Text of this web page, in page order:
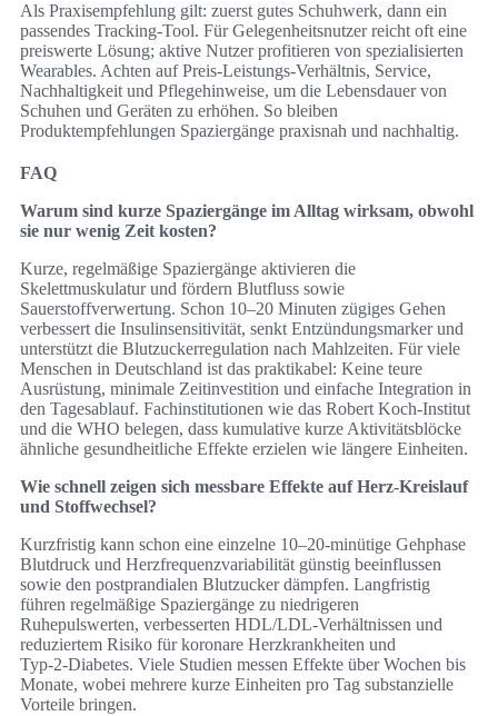
Als Praxisempfehlung gilt: zuerst gutes Schuhwerk, dann ein
passendes Tracking-Tool. Für Gelegenheitsnutzer reicht oft eine
preiswerte Lösung; aktive Nutzer profitieren von spezialisierten
Wearables. Achten auf Preis-Leistungs-Verhältnis, Service,
Nachhaltigkeit und Pflegehinweise, um die Lebensdauer von
Schuhen und Geräten zu erhöhen. So bleiben
Produktempfehlungen Spaziergänge praxisnah und nachhaltig.
FAQ
Warum sind kurze Spaziergänge im Alltag wirksam, obwohl
sie nur wenig Zeit kosten?
Kurze, regelmäßige Spaziergänge aktivieren die
Skelettmuskulatur und fördern Blutfluss sowie
Sauerstoffverwertung. Schon 10–20 Minuten zügiges Gehen
verbessert die Insulinsensitivität, senkt Entzündungsmarker und
unterstützt die Blutzuckerregulation nach Mahlzeiten. Für viele
Menschen in Deutschland ist das praktikabel: Keine teure
Ausrüstung, minimale Zeitinvestition und einfache Integration in
den Tagesablauf. Fachinstitutionen wie das Robert Koch-Institut
und die WHO belegen, dass kumulative kurze Aktivitätsblöcke
ähnliche gesundheitliche Effekte erzielen wie längere Einheiten.
Wie schnell zeigen sich messbare Effekte auf Herz-Kreislauf
und Stoffwechsel?
Kurzfristig kann schon eine einzelne 10–20-minütige Gehphase
Blutdruck und Herzfrequenzvariabilität günstig beeinflussen
sowie den postprandialen Blutzucker dämpfen. Langfristig
führen regelmäßige Spaziergänge zu niedrigeren
Ruhepulswerten, verbesserten HDL/LDL-Verhältnissen und
reduziertem Risiko für koronare Herzkrankheiten und
Typ‑2‑Diabetes. Viele Studien messen Effekte über Wochen bis
Monate, wobei mehrere kurze Einheiten pro Tag substanzielle
Vorteile bringen.